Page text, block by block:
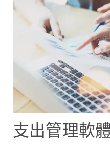
支出管理軟